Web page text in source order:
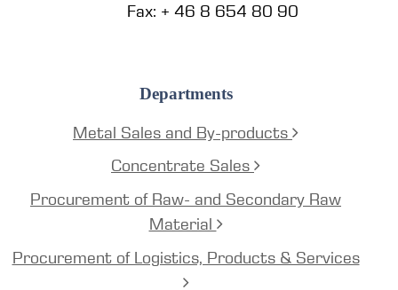
Fax: + 46 8 654 80 90
Departments
Metal Sales and By-products
Concentrate Sales
Procurement of Raw- and Secondary Raw
Material
Procurement of Logistics, Products & Services